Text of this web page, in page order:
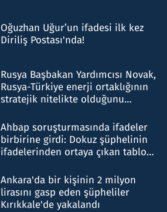
Oğuzhan Uğur’un ifadesi ilk kez
Diriliş Postası'nda!
Rusya Başbakan Yardımcısı Novak,
Rusya-Türkiye enerji ortaklığının
stratejik nitelikte olduğunu
Ahbap soruşturmasında ifadeler
birbirine girdi: Dokuz şüphelinin
ifadelerinden ortaya çıkan tablo
Ankara'da bir kişinin 2 milyon
lirasını gasp eden şüpheliler
Kırıkkale'de yakalandı